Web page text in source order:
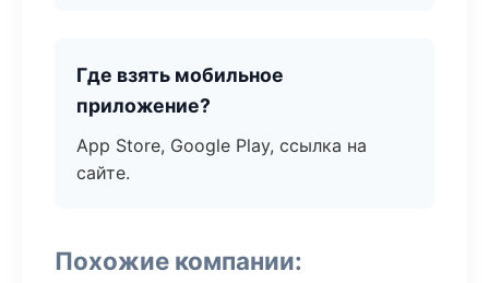
Где взять мобильное
приложение?
App Store, Google Play, ссылка на
сайте.
Похожие компании: